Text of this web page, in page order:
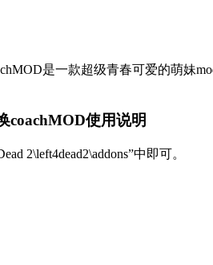
是一款超级青春可爱的萌妹
coachMOD使用说明
2\left4dead2\addons”中即可。